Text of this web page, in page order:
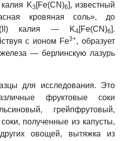
K3 [Fe(CN)6], известный
кровяная соль», до
(II) калия — K4[Fe(CN)6].
с ионом Fe3+, образует
— берлинскую лазурь
для исследования. Это
фруктовые соки
грейпфрутовый,
полученные из капусты,
овощей, вытяжка из